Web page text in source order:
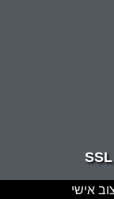
אישי